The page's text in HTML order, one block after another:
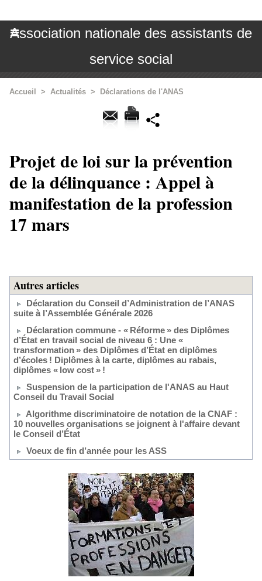
Association nationale des assistants de
service social
Accueil > Actualités > Déclarations de l'ANAS
Projet de loi sur la prévention
de la délinquance : Appel à
manifestation de la profession
17 mars
Autres articles
Déclaration du Conseil d’Administration de l’ANAS
suite à l’Assemblée Générale 2026
Déclaration commune - « Réforme » des Diplômes
d’État en travail social de niveau 6 : Une «
transformation » des Diplômes d’État en diplômes
d’écoles ! Diplômes à la carte, diplômes au rabais,
diplômes « low cost » !
Suspension de la participation de l'ANAS au Haut
Conseil du Travail Social
Algorithme discriminatoire de notation de la CNAF :
10 nouvelles organisations se joignent à l'affaire devant
le Conseil d’État
Voeux de fin d’année pour les ASS